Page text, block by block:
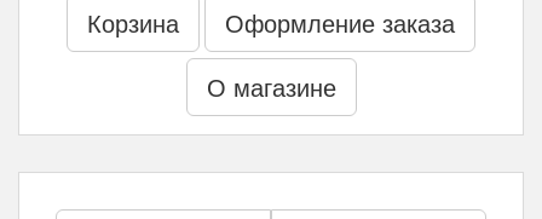
Корзина
Оформление заказа
О магазине